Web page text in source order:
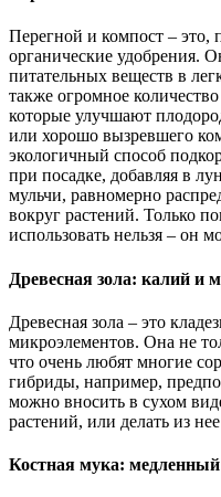
Перегной и компост –
органические удобрения.
питательных веществ в
также огромное
которые улучшают
или хорошо вызревшего
экологичный способ
при посадке, добавляя в
мульчи, равномерно
вокруг растений. Только
использовать нельзя – он
Древесная зола: калий и
Древесная зола – это
микроэлементов. Она не
что очень любят многие
гибриды, например,
можно вносить в сухом
растений, или делать из
Костная мука: